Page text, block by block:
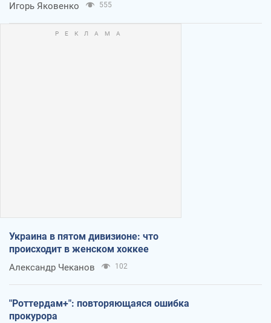
Игорь Яковенко 555
Украина в пятом дивизионе: что
происходит в женском хоккее
Александр Чеканов 102
"Роттердам+": повторяющаяся ошибка
прокурора